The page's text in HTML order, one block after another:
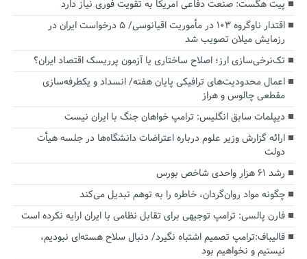
پیت هگست: صنعت دفاعی آمریکا به تقویت فوری نیاز دارد
اقتدار ناوگروه ۱۰۳ در مأموریت‌ اقیانوسی/ ۵ درخواست ایران در
رزمایش میلان تصویب شد
تک‌نرخی‌سازی ارز؛ اصلاح ساختاری یا آزمون پرریسک اقتصاد ایران؟
اعمال محدودیت‌های ترافیکی پایان هفته/ انسداد و یکطرفه‌سازی
مقطعی چالوس و هراز
دیپلمات سابق انگلیس:‌ ترامپ خواهان جنگ با ایران نیست
ارائه گزارش وزیر علوم درباره اعتراضات دانشگاه‌ها در جلسه هیأت
دولت
رشد ۶۱ هزار واحدی شاخص بورس
چگونه مواد روان‌گردان، خاطره را به توهم تبدیل می‌کند
فارن پالسی: ترامپ توجیهی برای تقابل نظامی با ایران ارایه نکرده است
قالیباف:ترامپ تصمیم اشتباه نگیرد/ دنبال سلاح هسته‌ای نبودیم،
نیستیم و نخواهیم بود